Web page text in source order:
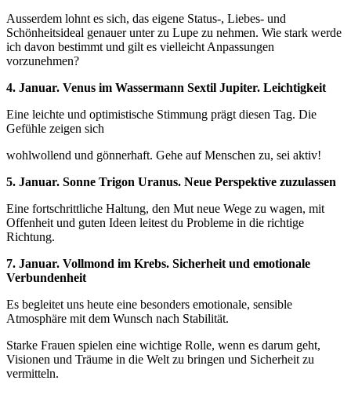
Ausserdem lohnt es sich, das eigene Status-, Liebes- und
Schönheitsideal genauer unter zu Lupe zu nehmen. Wie stark werde
ich davon bestimmt und gilt es vielleicht Anpassungen
vorzunehmen?
4. Januar. Venus im Wassermann Sextil Jupiter. Leichtigkeit
Eine leichte und optimistische Stimmung prägt diesen Tag. Die
Gefühle zeigen sich
wohlwollend und gönnerhaft. Gehe auf Menschen zu, sei aktiv!
5. Januar. Sonne Trigon Uranus. Neue Perspektive zuzulassen
Eine fortschrittliche Haltung, den Mut neue Wege zu wagen, mit
Offenheit und guten Ideen leitest du Probleme in die richtige
Richtung.
7. Januar. Vollmond im Krebs. Sicherheit und emotionale
Verbundenheit
Es begleitet uns heute eine besonders emotionale, sensible
Atmosphäre mit dem Wunsch nach Stabilität.
Starke Frauen spielen eine wichtige Rolle, wenn es darum geht,
Visionen und Träume in die Welt zu bringen und Sicherheit zu
vermitteln.